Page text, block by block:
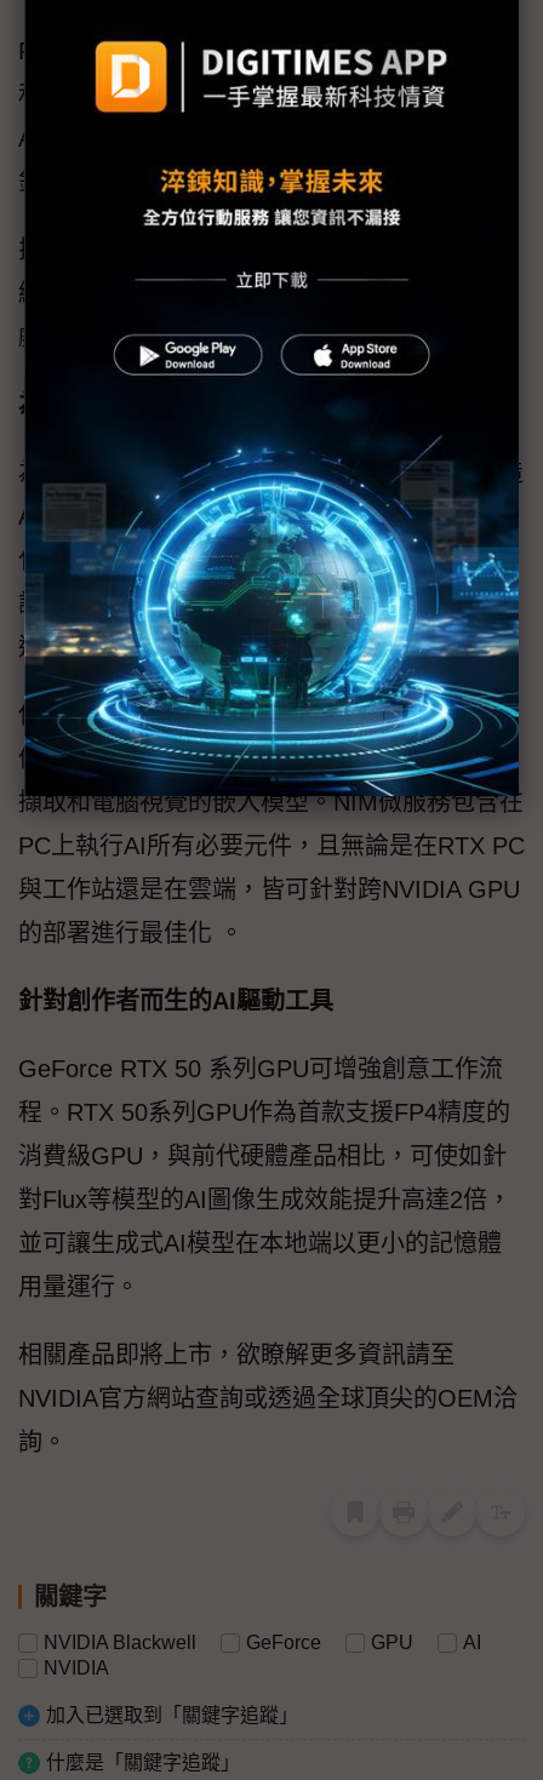
RTX Neural Faces只需使用簡單的柵格化面孔
和3D面部姿態數據作為輸入，即可使用生成式
AI即時渲染具有時間穩定性的逼真面孔。搭載
針對光線追蹤的毛髮和皮膚的RTX 技術。
搭配全新RTX Mega Geometry可將場景中的光
線追蹤的三角形數量增至高達100倍，從而使遊
戲角色及其所在環境的逼真度獲得大幅提升。
為RTX AI PC打造的AI基礎模型
為了向愛好者和開發者展示如何使用NIM來打造
AI代理和助理，NVIDIA推出支援視覺的PC數位
化身 Project R2X預覽，讓使用者輕鬆掌握資
訊、協助桌面應用程式和視訊電話會議，以及
進行閱讀和摘要文件等工作。
使用例涵蓋大型語言模型、視覺語言模型、圖
像生成、語音，以及用於檢索增強生成、PDF
擷取和電腦視覺的嵌入模型。NIM微服務包含在
PC上執行AI所有必要元件，且無論是在RTX PC
與工作站還是在雲端，皆可針對跨NVIDIA GPU
的部署進行最佳化 。
針對創作者而生的AI驅動工具
GeForce RTX 50 系列GPU可增強創意工作流
程。RTX 50系列GPU作為首款支援FP4精度的
消費級GPU，與前代硬體產品相比，可使如針
對Flux等模型的AI圖像生成效能提升高達2倍，
並可讓生成式AI模型在本地端以更小的記憶體
用量運行。
相關產品即將上市，欲瞭解更多資訊請至
NVIDIA官方網站查詢或透過全球頂尖的OEM洽
詢。
關鍵字
NVIDIA Blackwell GeForce GPU
AI
NVIDIA
加入已選取到「關鍵字追蹤」
什麼是「關鍵字追蹤」